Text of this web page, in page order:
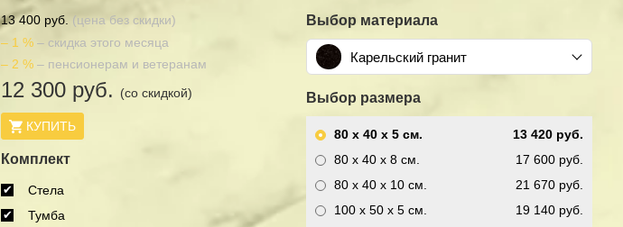
13 400 руб. (цена без скидки)
– 1 % – скидка этого месяца
– 2 % – пенсионерам и ветеранам
12 300 руб. (со скидкой)
КУПИТЬ
Комплект
Стела
Тумба
Выбор материала
Карельский гранит
Выбор размера
13 420 руб.
80 x 40 x 5см.
17 600 руб.
80 x 40 x 8см.
21 670 руб.
80 x 40 x 10см.
19 140 руб.
100 x 50 x 5см.